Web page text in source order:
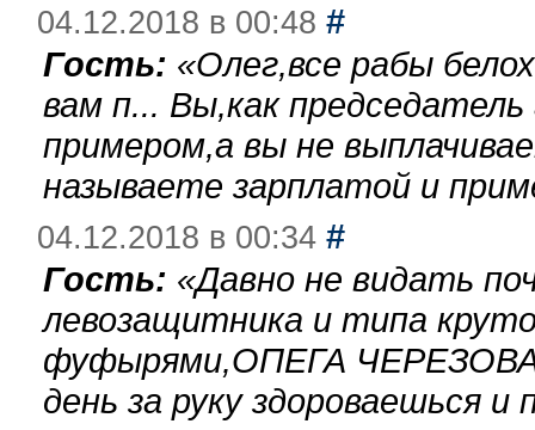
04.12.2018 в 00:48 #
Гость: «Олег,все рабы
вам п... Вы,как
примером,а вы не
называете зарплатой и
04.12.2018 в 00:34 #
Гость: «Давно не видать
левозащитника и типа
фуфырями,ОПЕГА
день за руку здороваешься